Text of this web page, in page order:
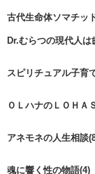
古代生命体ソマチッ
Dr.むらつの現代人
スピリチュアル子
ＯＬハナのＬＯＨ
アネモネの人生相
魂に響く性の物語